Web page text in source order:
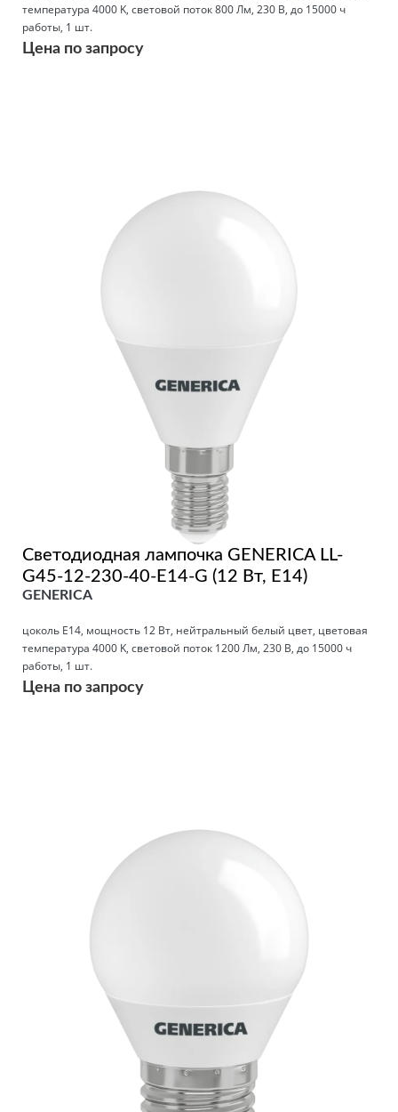
температура 4000 K, световой поток 800 Лм, 230 В, до 15000 ч
работы, 1 шт.
Цена по запросу
Светодиодная лампочка GENERICA LL-
G45-12-230-40-E14-G (12 Вт, E14)
GENERICA
цоколь E14, мощность 12 Вт, нейтральный белый цвет, цветовая
температура 4000 K, световой поток 1200 Лм, 230 В, до 15000 ч
работы, 1 шт.
Цена по запросу